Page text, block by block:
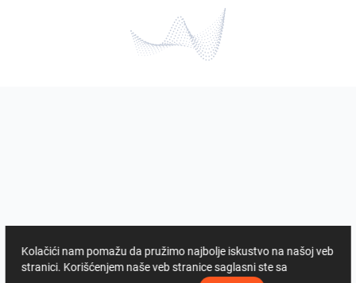
Kolačići nam pomažu da pružimo najbolje iskustvo na našoj veb
stranici. Korišćenjem naše veb stranice saglasni ste sa